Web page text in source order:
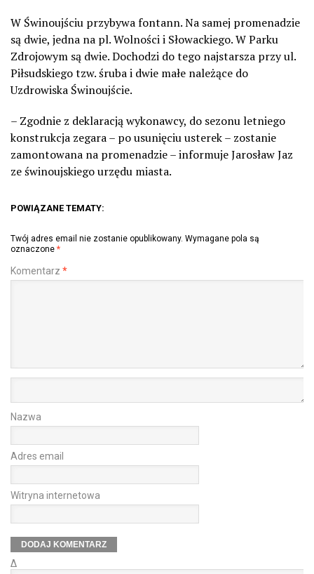
W Świnoujściu przybywa fontann. Na samej promenadzie
są dwie, jedna na pl. Wolności i Słowackiego. W Parku
Zdrojowym są dwie. Dochodzi do tego najstarsza przy ul.
Piłsudskiego tzw. śruba i dwie małe należące do
Uzdrowiska Świnoujście.
– Zgodnie z deklaracją wykonawcy, do sezonu letniego
konstrukcja zegara – po usunięciu usterek – zostanie
zamontowana na promenadzie – informuje Jarosław Jaz
ze świnoujskiego urzędu miasta.
POWIĄZANE TEMATY:
Twój adres email nie zostanie opublikowany. Wymagane pola są
oznaczone *
Komentarz *
Nazwa
Adres email
Witryna internetowa
Δ